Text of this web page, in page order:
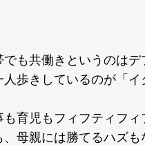
も共働きというのはデ
歩きしているのが「イ
育児もフィフティフ
、母親には勝てるハズ